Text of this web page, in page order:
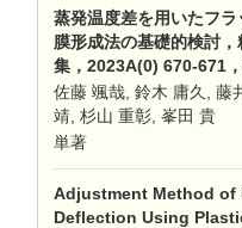
蒸発温度差を用いたフ
膜形成法の基礎的検討
集，2023A(0) 670-671
佐藤 颯哉, 鈴木 庸久, 藤
靖, 杉山 重彰, 峯田 貴
単著
Adjustment Method of
Deflection Using